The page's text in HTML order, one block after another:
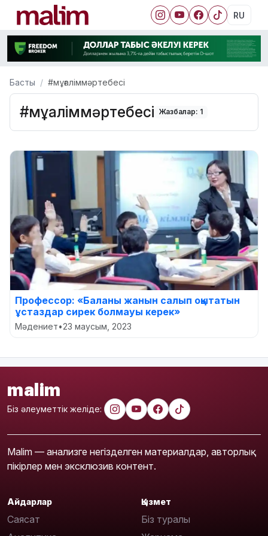
RU
Басты #мұғаліммәртебесі
#мұғаліммәртебесі Жазбалар: 1
Профессор: «Баланы жанын салып оқытатын
ұстаздар сирек болмауы керек»
Мәдениет•23 маусым, 2023
malim
Біз әлеуметтік желіде:
Malim — анализге негізделген материалдар, авторлық
пікірлер мен эксклюзив контент.
Айдарлар
Саясат
Қызмет
Біз туралы